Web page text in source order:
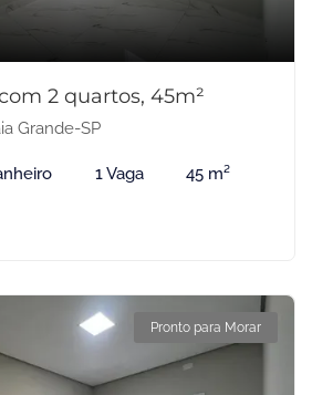
2 quartos, 45m²
Grande-SP
1 Vaga 45 m²
Pronto para Morar